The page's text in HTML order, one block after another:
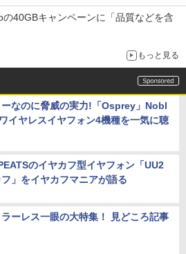
40GBキャンペーンに「品質などを含
もっと見る
ーなのに脅威の実力!「Osprey」Nobl
イヤレスイヤフォン4機種を一気に聴
のイヤカフ型イヤフォン「UU2
」をイヤカフマニアが語る
ーレス一眼の大特集！ 見どころ記事